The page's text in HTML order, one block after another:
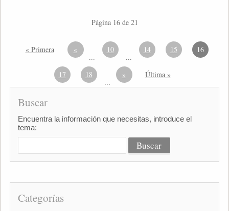
Página 16 de 21
« Primera «
...
10
...
14 15 16
17 18
...
» Última »
Buscar
Encuentra la información que necesitas, introduce el
tema:
Categorías